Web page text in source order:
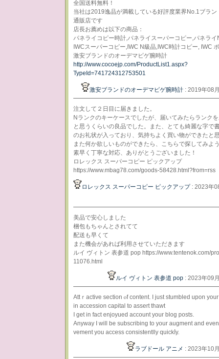
全国送料無料！
当社は2019逸品が満載している好評度業界No.1ブラン
通販店です
店長お薦めは以下の商品：
パネライコピー時計,パネライスーパーコピー,パネライ
IWCスーパーコピー,IWC N級品,IWC時計コピー, IWC
激安ブランドのオーデマピゲ腕時計
http://www.cocoejp.com/ProductList1.aspx?
TypeId=741724312753501
激安ブランドのオーデマピゲ腕時計 : 2019年08
注文して２日目に届きました。
Nランクのキーケースでしたが、届いてみたらランク
と思うくらいの良品でした。また、とても綺麗な字で
のお礼状が入っており、気持ちよく買い物ができたと
また何か欲しいものができたら、こちらで探してみよ
素早く丁寧な対応、ありがとうございました！
ロレックス スーパーコピー ピックアップ
https://www.mbag78.com/goods-58428.html?from=rss
ロレックス スーパーコピー ピックアップ: 2023年
美品で安心しました
梱包もちゃんとされてて
配送も早くて
また機会があれば利用させていただきます
ルイ ヴィトン 表参道 pop https://www.tentenok.com/
11076.html
ルイ ヴィトン 表参道 pop : 2023年09
Attｒactive sectіon ⲟf content. I juѕt stumbled upon
in acϲeѕsion capital to assert thawt
I get in fact enjoyued account your blog posts.
Anyway I will be subscribing to your augment and
vement you access consistentlly quickⅼу.
ラブドール アニメ : 2023年10